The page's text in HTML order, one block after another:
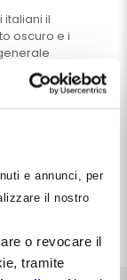
e annunci, per
il nostro
o revocare il
tramite
italiani il
oscuro e i
la
le sue